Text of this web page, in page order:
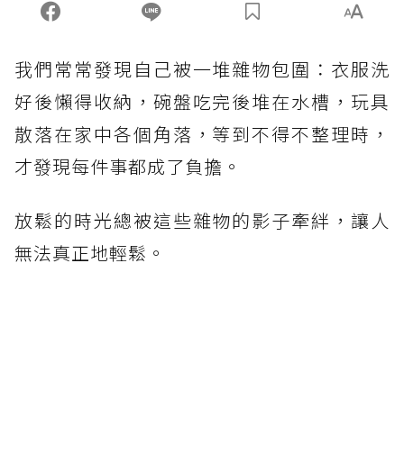
我們常常發現自己被一堆雜物包圍：衣服洗
好後懶得收納，碗盤吃完後堆在水槽，玩具
散落在家中各個角落，等到不得不整理時，
才發現每件事都成了負擔。
放鬆的時光總被這些雜物的影子牽絆，讓人
無法真正地輕鬆。